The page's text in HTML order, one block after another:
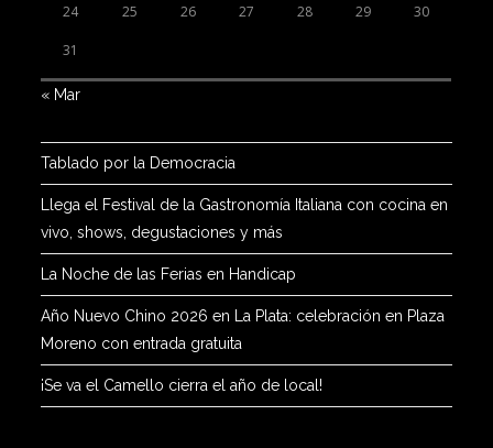
24 25 26 27 28 29 30
31
« Mar
Tablado por la Democracia
Llega el Festival de la Gastronomía Italiana con cocina en
vivo, shows, degustaciones y más
La Noche de las Ferias en Handicap
Año Nuevo Chino 2026 en La Plata: celebración en Plaza
Moreno con entrada gratuita
¡Se va el Camello cierra el año de local!